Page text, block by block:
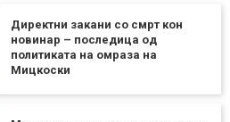
Директни закани со смрт кон
новинар – последица од
политиката на омраза на
Мицкоски